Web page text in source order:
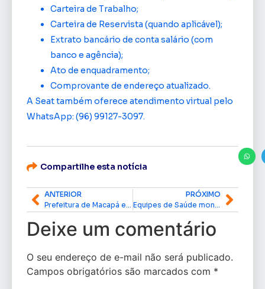
Carteira de Trabalho;
Carteira de Reservista (quando aplicável);
Extrato bancário de conta salário (com
banco e agência);
Ato de enquadramento;
Comprovante de endereço atualizado.
A Seat também oferece atendimento virtual pelo
WhatsApp: (96) 99127-3097.
Compartilhe esta notícia
ANTERIOR
PRÓXIMO
Deixe um comentário
O seu endereço de e-mail não será publicado.
Campos obrigatórios são marcados com *